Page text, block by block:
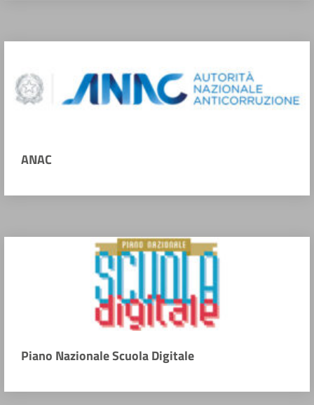
ANAC
Piano Nazionale Scuola Digitale